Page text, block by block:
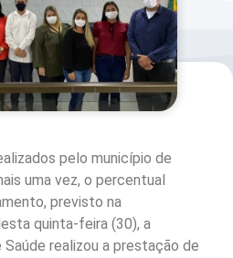
pelo município de
uma vez, o percentual
previsto na
quinta-feira (30), a
realizou a prestação de